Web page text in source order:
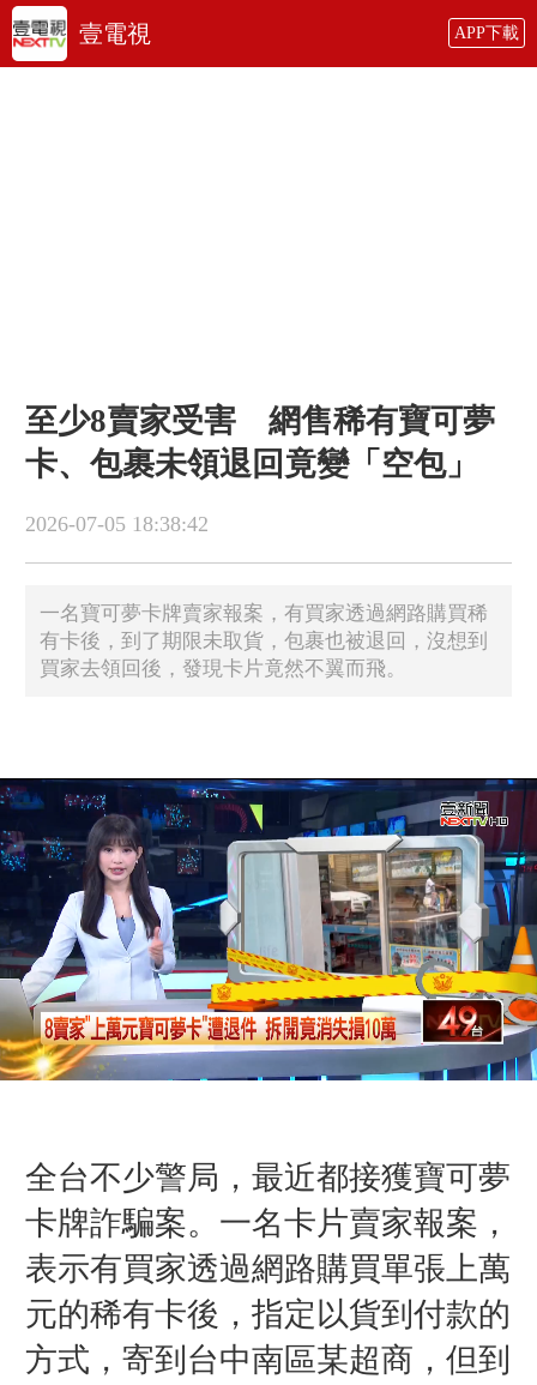
壹電視 APP下載
至少8賣家受害 網售稀有寶可夢
卡、包裹未領退回竟變「空包」
2026-07-05 18:38:42
一名寶可夢卡牌賣家報案，有買家透過網路購買稀
有卡後，到了期限未取貨，包裹也被退回，沒想到
買家去領回後，發現卡片竟然不翼而飛。
全台不少警局，最近都接獲寶可夢
卡牌詐騙案。一名卡片賣家報案，
表示有買家透過網路購買單張上萬
元的稀有卡後，指定以貨到付款的
方式，寄到台中南區某超商，但到